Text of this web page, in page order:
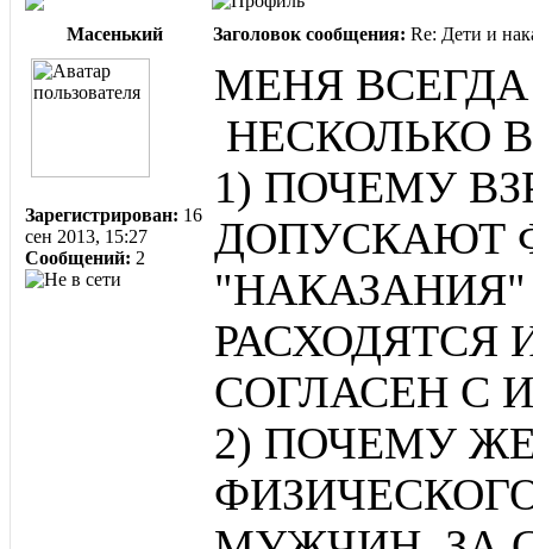
Масенький Заголовок сообщения: Re: Дети и
Зарегистрирован: 16
сен 2013, 15:27
Сообщений: 2
МЕНЯ
НЕСКОЛЬКО
1) ПОЧЕМУ
ДОПУСКАЮТ
РАСХОДЯТСЯ
СОГЛАСЕН С
2) ПОЧЕМУ